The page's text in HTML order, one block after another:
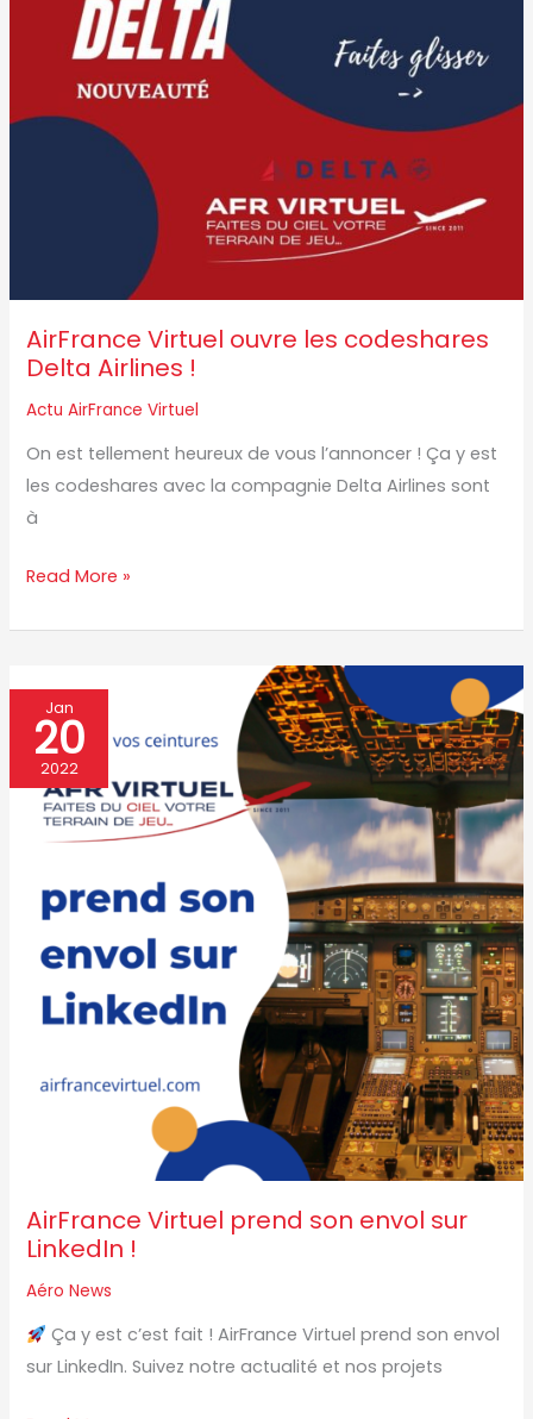
AirFrance Virtuel ouvre les codeshares
Delta Airlines !
Actu AirFrance Virtuel
On est tellement heureux de vous l’annoncer ! Ça y est
les codeshares avec la compagnie Delta Airlines sont
à
Airlines
Read More »
Jan
20
2022
AirFrance Virtuel prend son envol sur
LinkedIn !
Aéro News
Ça y est c’est fait ! AirFrance Virtuel prend son envol
sur LinkedIn. Suivez notre actualité et nos projets
AirFrance
Virtuel
prend
son
envol
LinkedIn